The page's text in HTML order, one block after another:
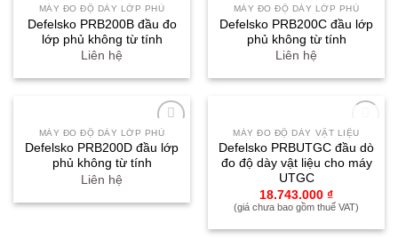
thích
MÁY ĐO ĐỘ DÀY LỚP PHỦ
Defelsko PRB200B đầu đo
lớp phủ không từ tính
Liên hệ
thích
MÁY ĐO ĐỘ DÀY LỚP PHỦ
Defelsko PRB200C đầu lớp
phủ không từ tính
Liên hệ
Yêu
thích
MÁY ĐO ĐỘ DÀY LỚP PHỦ
Defelsko PRB200D đầu lớp
phủ không từ tính
Liên hệ
Yêu
thích
HẾT HÀNG
MÁY ĐO ĐỘ DÀY VẬT LIỆU
Defelsko PRBUTGC đầu dò
đo độ dày vật liệu cho máy
UTGC
18.743.000 ₫
(giá chưa bao gồm thuế VAT)